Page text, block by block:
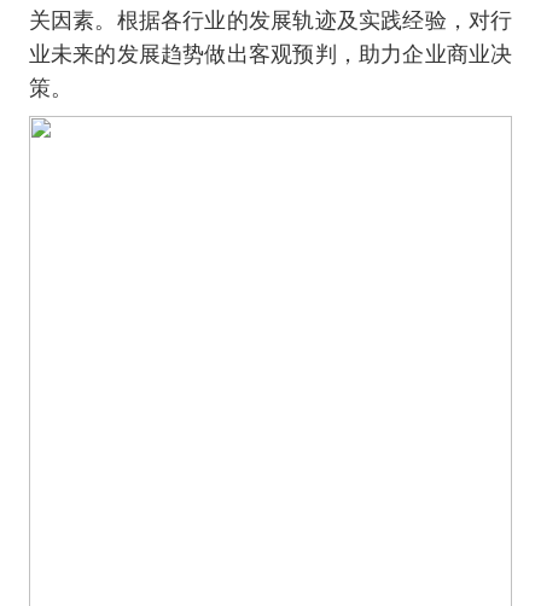
关因素。根据各行业的发展轨迹及实践经验，对行
业未来的发展趋势做出客观预判，助力企业商业决
策。